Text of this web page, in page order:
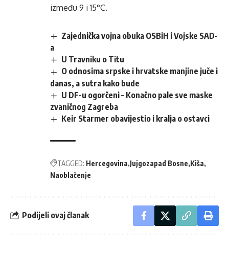
između 9 i 15°C.
Zajednička vojna obuka OSBiH i Vojske SAD-
a
U Travniku o Titu
O odnosima srpske i hrvatske manjine juče i
danas, a sutra kako bude
U DF-u ogorčeni – Konačno pale sve maske
zvaničnog Zagreba
Keir Starmer obavijestio i kralja o ostavci
TAGGED: Hercegovina Jujgozapad Bosne Kiša
Naoblačenje
Podijeli ovaj članak